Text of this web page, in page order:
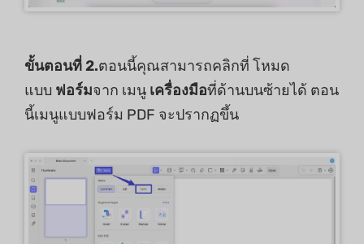
ขั้นตอนที่ 2.ตอนนี้คุณสามารถคลิกที่ โหมด
แบบ ฟอร์มจาก เมนู เครื่องมือที่ด้านบนซ้ายได้ ตอน
นี้เมนูแบบฟอร์ม PDF จะปรากฏขึ้น